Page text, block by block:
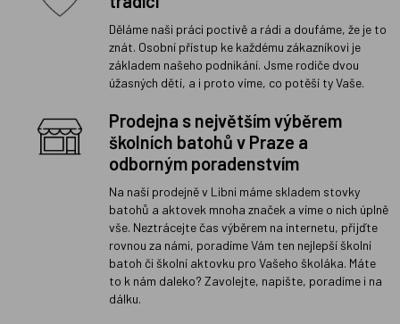
Děláme naši práci poctivě a rádi a doufáme, že je to
znát. Osobní přístup ke každému zákazníkovi je
základem našeho podnikání. Jsme rodiče dvou
úžasných dětí, a i proto víme, co potěší ty Vaše.
Prodejna s největším výběrem
školních batohů v Praze a
odborným poradenstvím
Na naší prodejně v Libni máme skladem stovky
batohů a aktovek mnoha značek a víme o nich úplně
vše. Neztrácejte čas výběrem na internetu, přijďte
rovnou za námi, poradíme Vám ten nejlepší školní
batoh či školní aktovku pro Vašeho školáka. Máte
to k nám daleko? Zavolejte, napište, poradíme i na
dálku.